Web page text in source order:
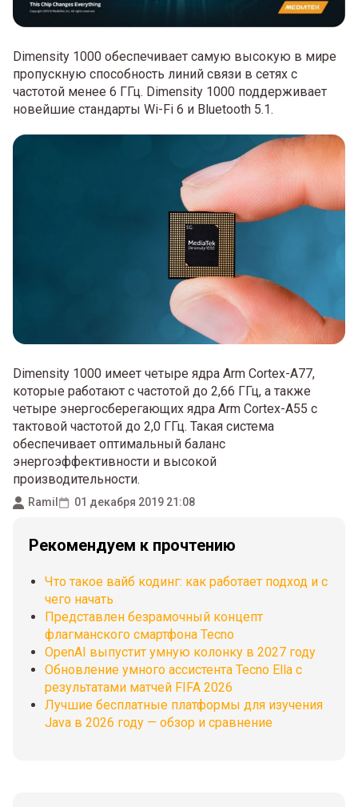
Dimensity 1000 обеспечивает самую высокую в мире
пропускную способность линий связи в сетях с
частотой менее 6 ГГц. Dimensity 1000 поддерживает
новейшие стандарты Wi-Fi 6 и Bluetooth 5.1.
Dimensity 1000 имеет четыре ядра Arm Cortex-A77,
которые работают с частотой до 2,66 ГГц, а также
четыре энергосберегающих ядра Arm Cortex-A55 с
тактовой частотой до 2,0 ГГц. Такая система
обеспечивает оптимальный баланс
энергоэффективности и высокой
производительности.
Ramil 01 декабря 2019 21:08
Рекомендуем к прочтению
Что такое вайб кодинг: как работает подход и с
чего начать
Представлен безрамочный концепт
флагманского смартфона Tecno
OpenAI выпустит умную колонку в 2027 году
Обновление умного ассистента Tecno Ella с
результатами матчей FIFA 2026
Лучшие бесплатные платформы для изучения
Java в 2026 году — обзор и сравнение